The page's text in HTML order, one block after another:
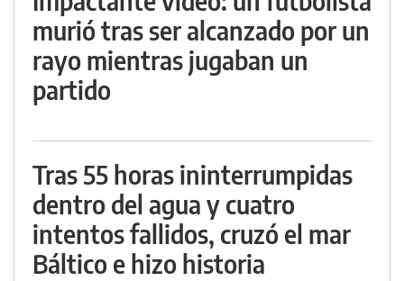
murió tras ser alcanzado por un
rayo mientras jugaban un
partido
Tras 55 horas ininterrumpidas
dentro del agua y cuatro
intentos fallidos, cruzó el mar
Báltico e hizo historia